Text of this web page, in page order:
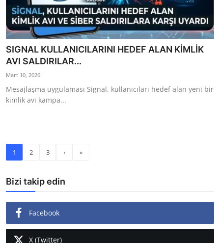
SIGNAL KULLANICILARINI HEDEF ALAN KİMLİK
AVI SALDIRILAR...
Mart 10, 2026
Mesajlaşma uygulaması Signal, kullanıcıları hedef alan yeni bir
kimlik avı kampa...
1 2 3 › »
Bizi takip edin
Facebook
X (Twitter)